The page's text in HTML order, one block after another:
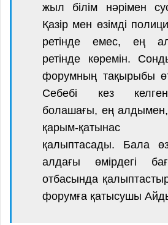
жыл білім нәрімен
Қазір мен өзімді
ретінде емес, ең
ретінде көремін.
форумның тақырыбы
Себебі кез
болашағы, ең
қарым-
қалыптасады. Бала
алдағы өмірдегі
отбасында
форумға қатысушы